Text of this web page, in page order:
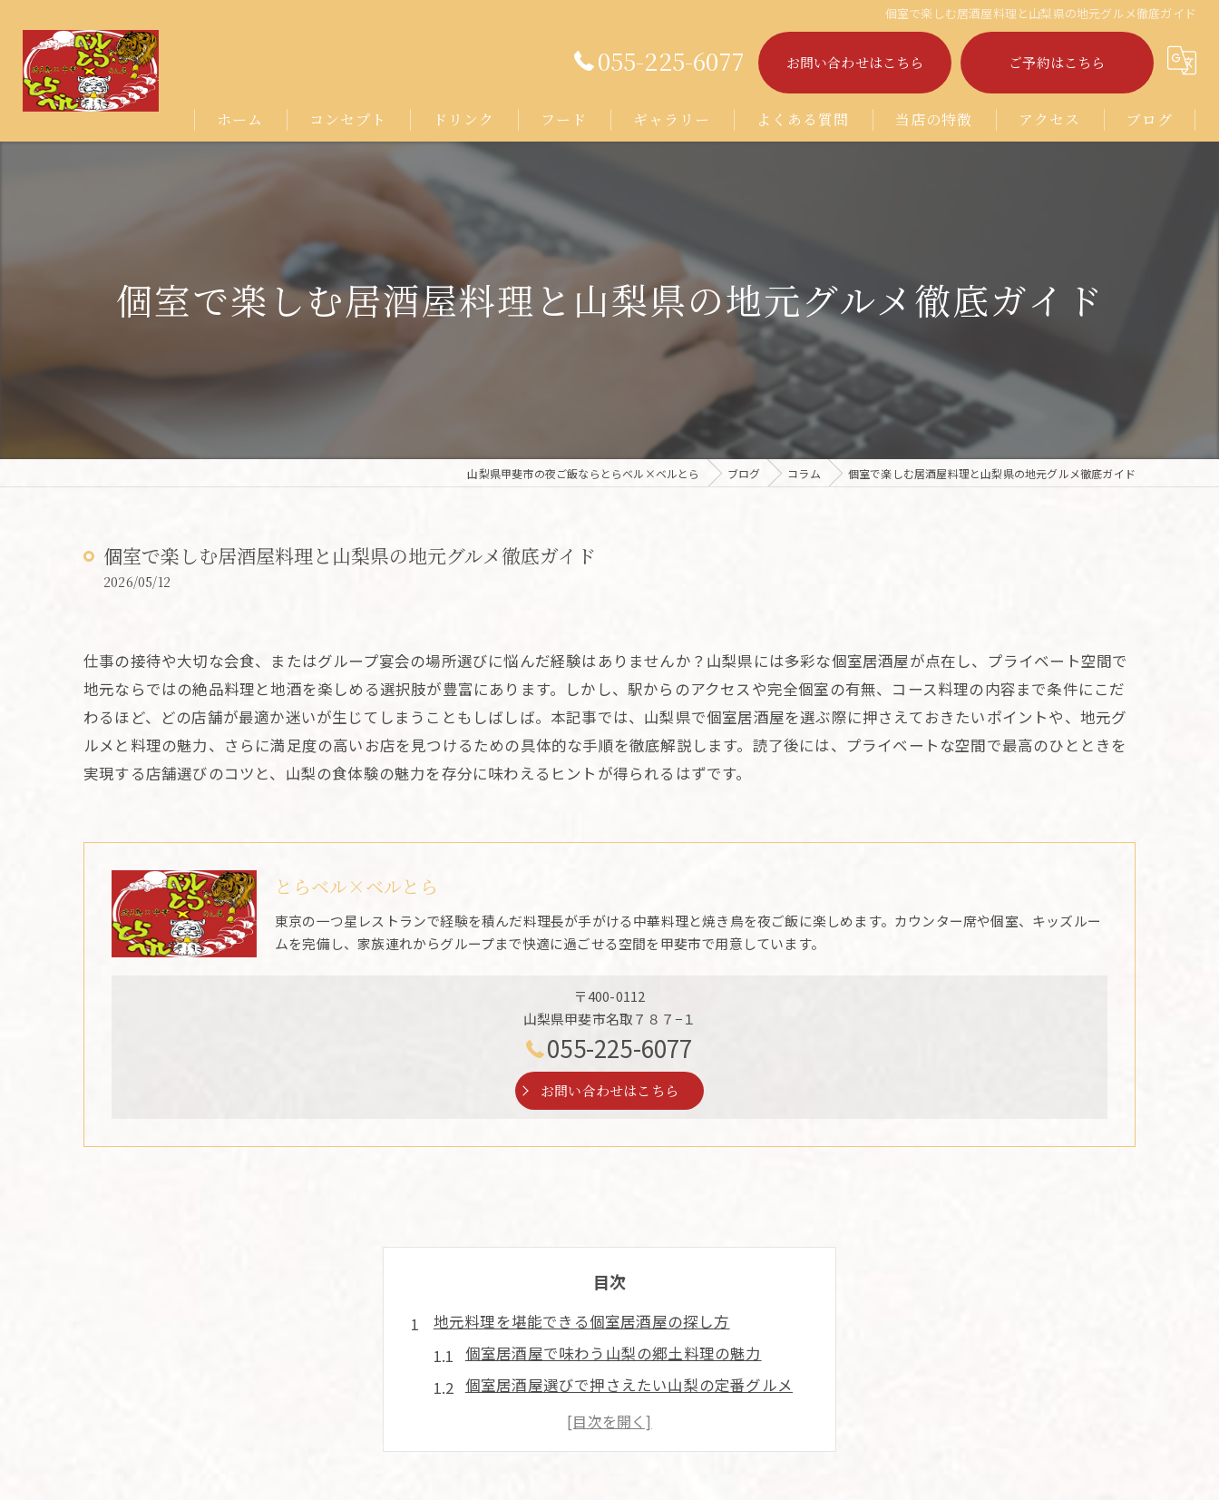
個室で楽しむ居酒屋料理と山梨県の地元グルメ徹底ガイド
055-225-6077 お問い合わせはこちら ご予約はこちら
ホーム コンセプト ドリンク フード ギャラリー よくある質問 当店の特徴
キッズルーム
宴会
アクセス ブログ
個室で楽しむ居酒屋料理と山梨県の地元グルメ徹底ガイド
山梨県甲斐市の夜ご飯ならとらベル×ベルとら ブログ コラム 個室で楽しむ居酒屋料理と山梨県の地元グルメ徹底ガイド
個室で楽しむ居酒屋料理と山梨県の地元グルメ徹底ガイド
2026/05/12
仕事の接待や大切な会食、またはグループ宴会の場所選びに悩んだ経験はありませんか？山梨県には多彩な個室居酒屋が点在し、プライベート空間で
地元ならではの絶品料理と地酒を楽しめる選択肢が豊富にあります。しかし、駅からのアクセスや完全個室の有無、コース料理の内容まで条件にこだ
わるほど、どの店舗が最適か迷いが生じてしまうこともしばしば。本記事では、山梨県で個室居酒屋を選ぶ際に押さえておきたいポイントや、地元グ
ルメと料理の魅力、さらに満足度の高いお店を見つけるための具体的な手順を徹底解説します。読了後には、プライベートな空間で最高のひとときを
実現する店舗選びのコツと、山梨の食体験の魅力を存分に味わえるヒントが得られるはずです。
とらベル×ベルとら
東京の一つ星レストランで経験を積んだ料理長が手がける中華料理と焼き鳥を夜ご飯に楽しめます。カウンター席や個室、キッズルー
ムを完備し、家族連れからグループまで快適に過ごせる空間を甲斐市で用意しています。
〒400-0112
山梨県甲斐市名取７８７−１
055-225-6077
お問い合わせはこちら
目次
地元料理を堪能できる個室居酒屋の探し方
個室居酒屋で味わう山梨の郷土料理の魅力
個室居酒屋選びで押さえたい山梨の定番グルメ
個室居酒屋を活用した地元食材の楽しみ方
個室居酒屋で地元料理を満喫するコツとは